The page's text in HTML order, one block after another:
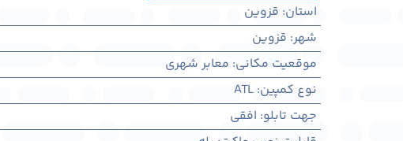
استان: قزوین
شهر: قزوين
موقعیت مکانی: معابر شهری
نوع کمپین:
ATL
جهت تابلو: افقی